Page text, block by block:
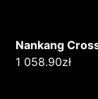
Nankang
1 058.90zł